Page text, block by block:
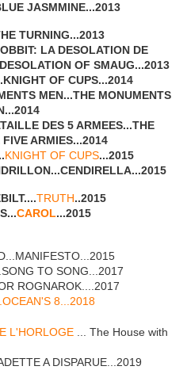
JASMMINE...2013
TURNING...2013
LA DESOLATION DE
OF SMAUG...2013
OF CUPS...2014
MEN...THE MONUMENTS
DES 5 ARMEES...THE
ARMIES...2014
KNIGHT OF CUPS...2015
TRUTH..2015
CAROL...2015
TO SONG...2017
ROGNAROK....2017
8...2018
L'HORLOGE ... The House with
A DISPARUE...2019